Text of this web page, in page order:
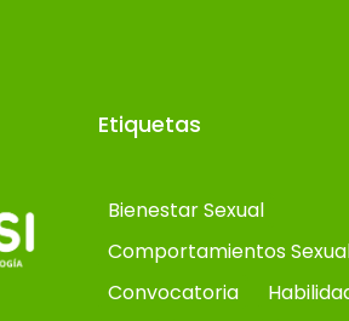
Etiquetas
Bienestar Sexual
Comportamientos
Convocatoria